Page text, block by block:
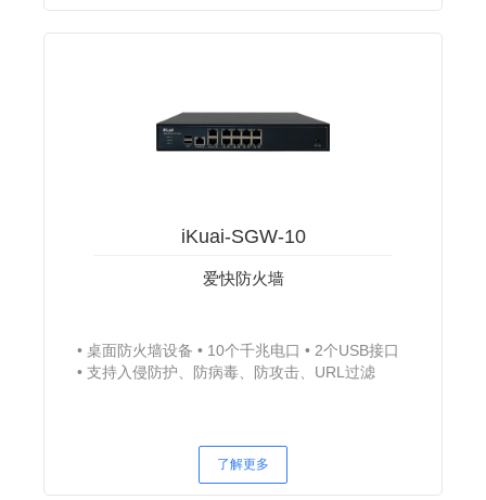
iKuai-SGW-10
爱快防火墙
桌面防火墙设备 10个千兆电口
2个USB接口
支持入侵防护、防病毒、防攻击、URL过滤
了解更多